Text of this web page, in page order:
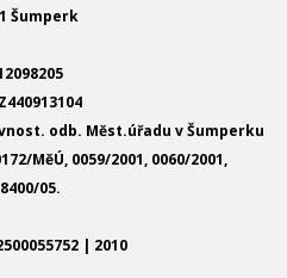
Šumperk
odb. Měst.úřadu v Šumperku
MěÚ, 0059/2001, 0060/2001,
05.
| 2010